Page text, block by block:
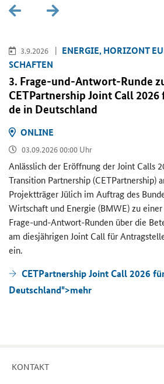
3.9.2026
EN­ER­GIE, HO­RI­ZONT
SCHAF­TEN
3. Frage-​und-Antwort-Runde
CETPartnership Joint Call
de in Deutsch­land
ON­LINE
03.09.2026 00:00 Uhr
An­läss­lich der Er­öff­nung derJoint Calls
Transition Partnership (CETPartnership)
Pro­jekt­trä­ger Jü­lich im Auf­trag des
Wirt­schaft und En­er­gie (BMWE) zu
Frage-​und-Antwort-Runden über die
am dies­jäh­ri­genJoint Callfür
ein.
CETPartnership Joint Call 2026
Deutschland">mehr
KON­TAKT